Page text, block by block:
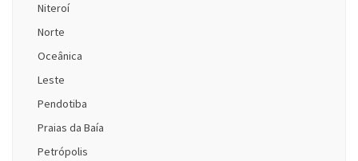
Niteroí
Norte
Oceânica
Leste
Pendotiba
Praias da Baía
Petrópolis